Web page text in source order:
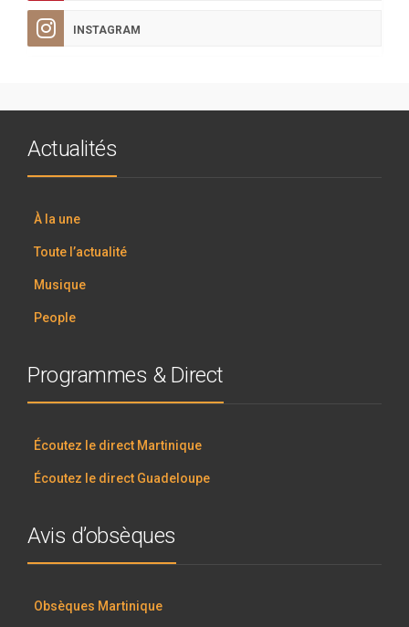
INSTAGRAM
Actualités
À la une
Toute l’actualité
Musique
People
Programmes & Direct
Écoutez le direct Martinique
Écoutez le direct Guadeloupe
Avis d’obsèques
Obsèques Martinique